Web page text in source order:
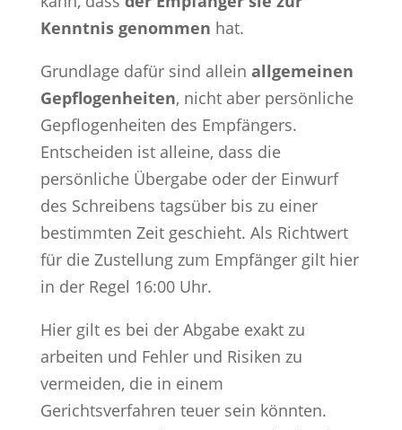
Kenntnis genommen hat.
Grundlage dafür sind allein allgemeinen
Gepflogenheiten, nicht aber persönliche
Gepflogenheiten des Empfängers.
Entscheiden ist alleine, dass die
persönliche Übergabe oder der Einwurf
des Schreibens tagsüber bis zu einer
bestimmten Zeit geschieht. Als Richtwert
für die Zustellung zum Empfänger gilt hier
in der Regel 16:00 Uhr.
Hier gilt es bei der Abgabe exakt zu
arbeiten und Fehler und Risiken zu
vermeiden, die in einem
Gerichtsverfahren teuer sein könnten.